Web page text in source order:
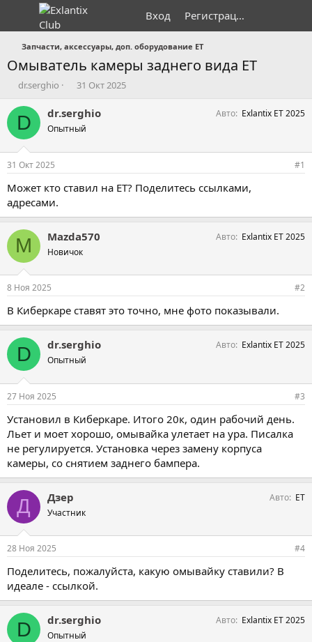
Вход Регистрация
Запчасти, аксессуары, доп. оборудование ET
Омыватель камеры заднего вида ET
А
т
о
т
е
м
ы
dr.serghio
Д
т
а
н
а
л
31 Окт 2025
D dr.serghio
Опытный
Авто Exlantix ET 2025
31 Окт 2025 #1
Может кто ставил на ET? Поделитесь ссылками,
адресами.
M Mazda570
Новичок
Авто Exlantix ET 2025
8 Ноя 2025 #2
В Киберкаре ставят это точно, мне фото показывали.
D dr.serghio
Опытный
Авто Exlantix ET 2025
27 Ноя 2025 #3
Установил в Киберкаре. Итого 20к, один рабочий день.
Льет и моет хорошо, омывайка улетает на ура. Писалка
не регулируется. Установка через замену корпуса
камеры, со снятием заднего бампера.
Д Дзер
Участник
Авто ЕТ
28 Ноя 2025 #4
Поделитесь, пожалуйста, какую омывайку ставили? В
идеале - ссылкой.
D dr.serghio
Опытный
Авто Exlantix ET 2025